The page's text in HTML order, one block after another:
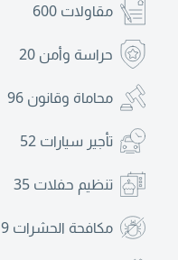
مقاولات 600
حراسة وأمن 20
محاماة وقانون 96
تأجير سيارات 52
تنظيم حفلات 35
مكافحة الحشرات 9